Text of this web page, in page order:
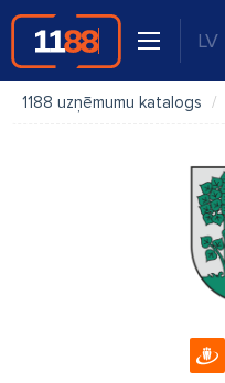
LV
1188 uzņēmumu katalogs